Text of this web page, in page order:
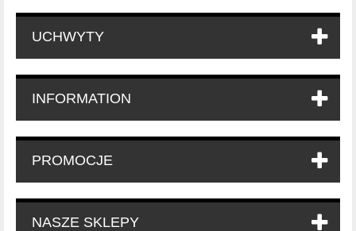
UCHWYTY
INFORMATION
PROMOCJE
NASZE SKLEPY